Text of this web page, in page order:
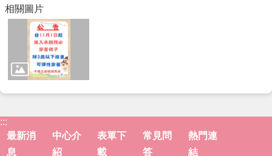
政
私
權
相關圖片
:::
最新消
息
中心介
紹
表單下
載
常見問
答
熱門連
結